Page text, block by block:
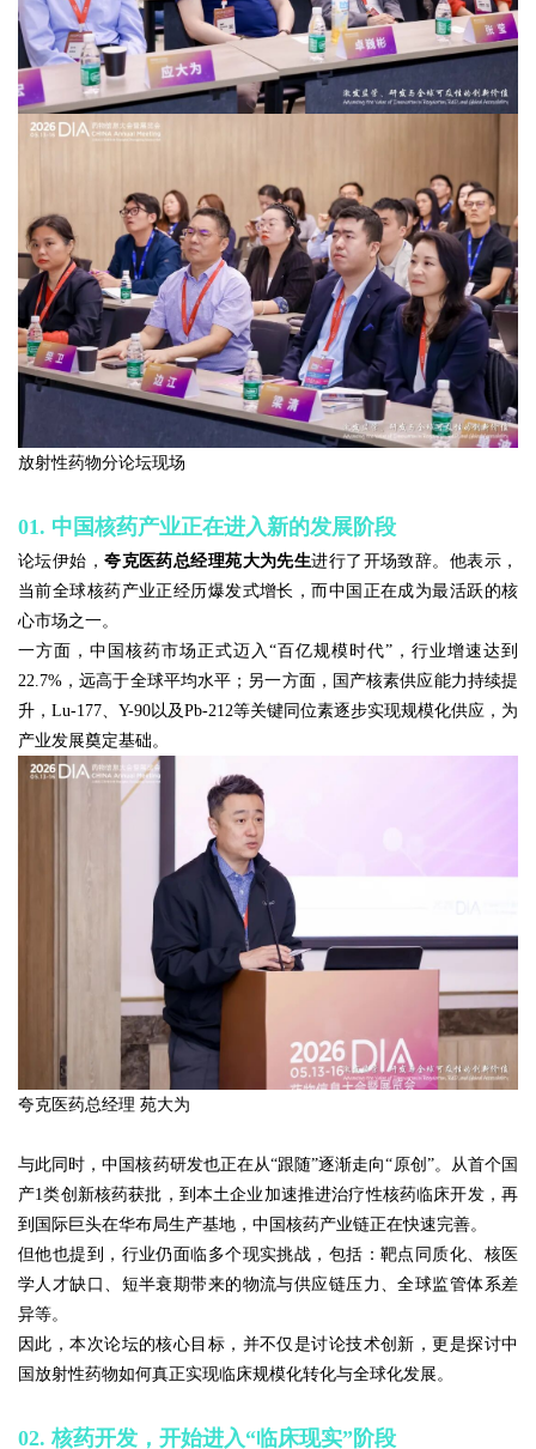
放射性药物分论坛现场
01. 中国核药产业正在进入新的发展阶段
论坛伊始，夸克医药总经理苑大为先生进行了开场致辞。他表示，
当前全球核药产业正经历爆发式增长，而中国正在成为最活跃的核
心市场之一。
一方面，中国核药市场正式迈入“百亿规模时代”，行业增速达到
22.7%，远高于全球平均水平；另一方面，国产核素供应能力持续提
升，Lu-177、Y-90以及Pb-212等关键同位素逐步实现规模化供应，为
产业发展奠定基础。
夸克医药总经理 苑大为
与此同时，中国核药研发也正在从“跟随”逐渐走向“原创”。从首个国
产1类创新核药获批，到本土企业加速推进治疗性核药临床开发，再
到国际巨头在华布局生产基地，中国核药产业链正在快速完善。
但他也提到，行业仍面临多个现实挑战，包括：靶点同质化、核医
学人才缺口、短半衰期带来的物流与供应链压力、全球监管体系差
异等。
因此，本次论坛的核心目标，并不仅是讨论技术创新，更是探讨中
国放射性药物如何真正实现临床规模化转化与全球化发展。
02. 核药开发，开始进入“临床现实”阶段